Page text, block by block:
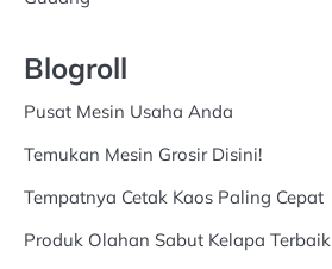
Blogroll
Pusat Mesin Usaha Anda
Temukan Mesin Grosir Disini!
Tempatnya Cetak Kaos Paling Cepat
Produk Olahan Sabut Kelapa Terbaik